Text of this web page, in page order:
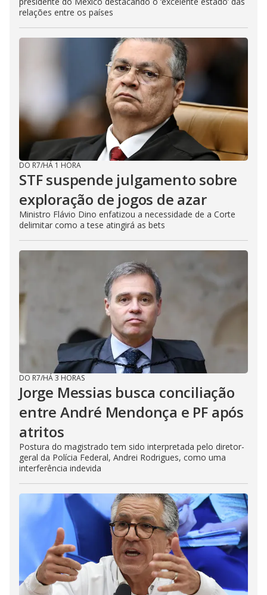
relações entre os países
DO R7/HÁ 1 HORA
STF suspende julgamento sobre
exploração de jogos de azar
Ministro Flávio Dino enfatizou a necessidade de a Corte
delimitar como a tese atingirá as bets
DO R7/HÁ 3 HORAS
Jorge Messias busca conciliação
entre André Mendonça e PF após
atritos
Postura do magistrado tem sido interpretada pelo diretor-
geral da Polícia Federal, Andrei Rodrigues, como uma
interferência indevida